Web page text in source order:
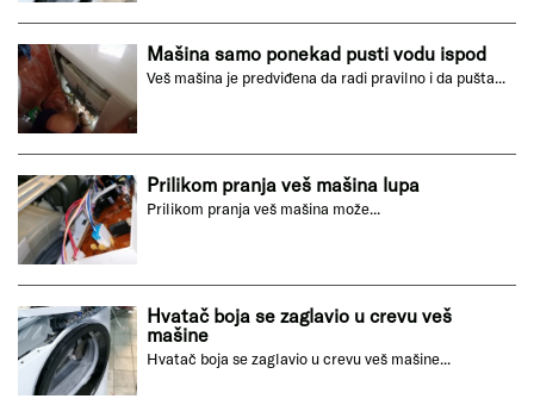
Mašina samo ponekad pusti vodu ispod
Veš mašina je predviđena da radi pravilno i da pušta...
Prilikom pranja veš mašina lupa
Prilikom pranja veš mašina može...
Hvatač boja se zaglavio u crevu veš
mašine
Hvatač boja se zaglavio u crevu veš mašine...